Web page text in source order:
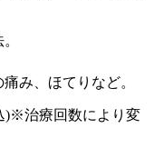
み、ほてりなど。
)※治療回数により変